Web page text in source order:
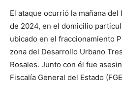
El ataque ocurrió la mañana
de 2024, en el domicilio
ubicado en el fraccionamiento
zona del Desarrollo Urbano
Rosales. Junto con él fue
Fiscalía General del Estado